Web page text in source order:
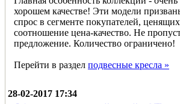
хорошем качестве! Эти модели
спрос в сегменте покупателей,
соотношение цена-качество. Не
предложение. Количество ограничено!
Перейти в раздел подвесные кресла »
28-02-2017 17:34